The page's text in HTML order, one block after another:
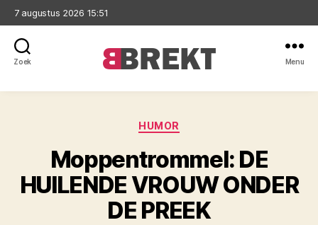
7 augustus 2026 15:51
Zoek Menu
Categorieën
HUMOR
Moppentrommel: DE
HUILENDE VROUW ONDER
DE PREEK